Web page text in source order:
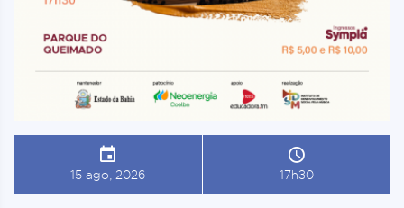
15 ago, 2026 17h30